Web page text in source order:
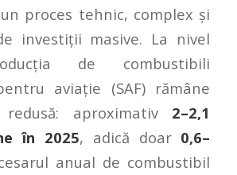
proces tehnic, complex și
investiții masive. La nivel
de combustibili
aviație (SAF) rămâne
aproximativ 2–2,1
în 2025, adică doar 0,6–
anual de combustibil